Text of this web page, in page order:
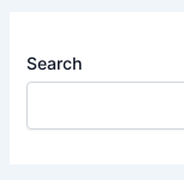
Search